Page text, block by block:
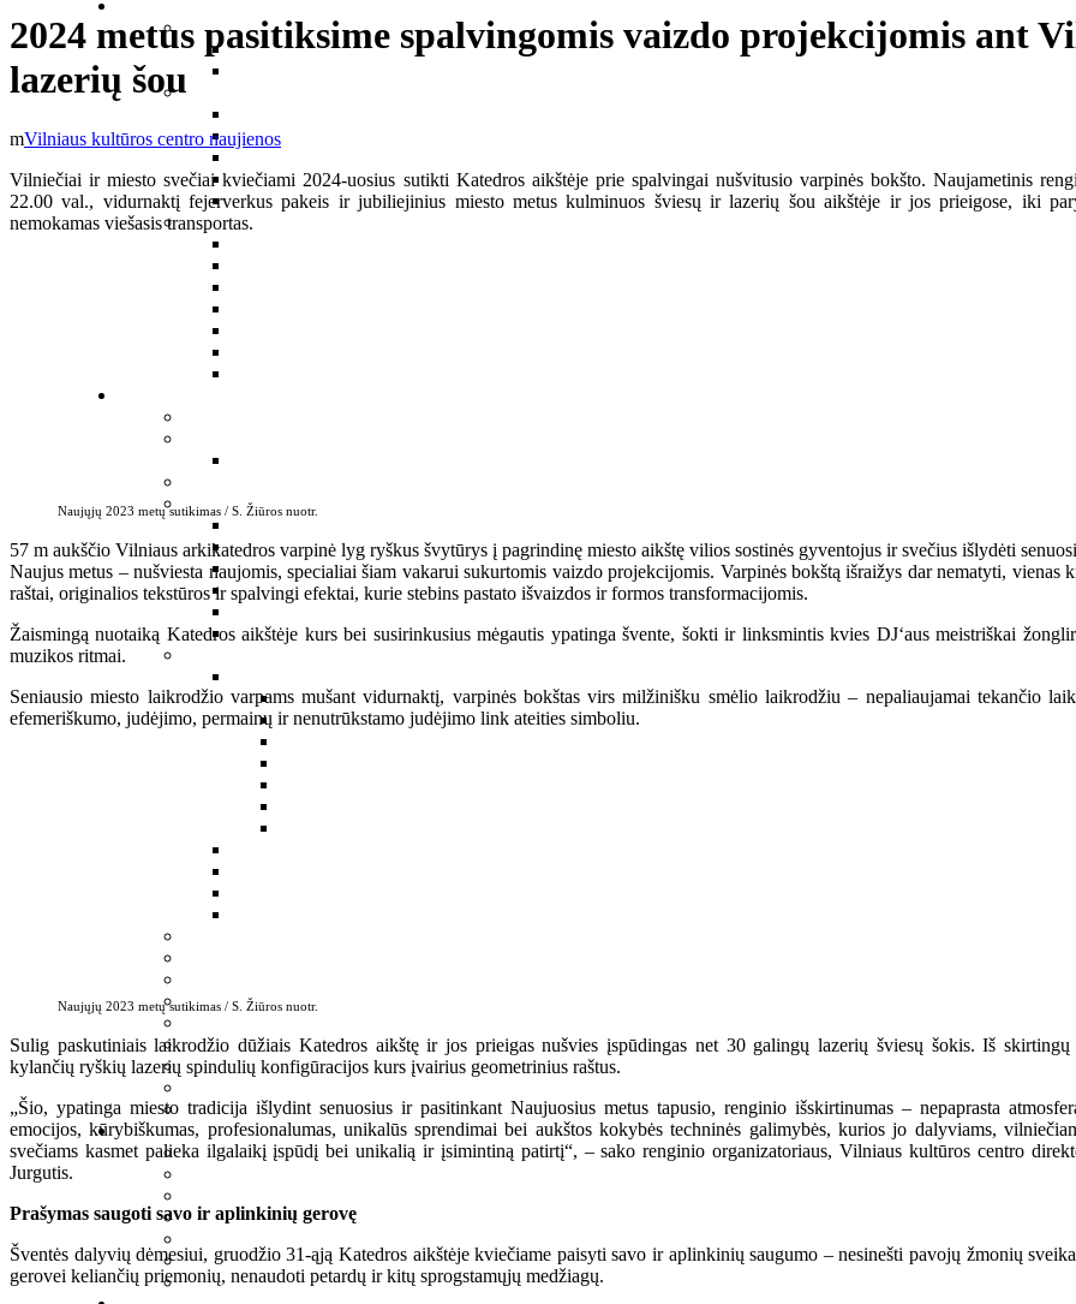
2024 metus pasitiksime spalvingomis vaizdo projekcijomis ant
lazerių šou
Vilniaus kultūros centro naujienos
Vilniečiai ir miesto svečiai kviečiami 2024-uosius sutikti Katedros aikštėje prie spalvingai nušvitusio varpinės bokšto. Naujametinis
22.00 val., vidurnaktį fejerverkus pakeis ir jubiliejinius miesto metus kulminuos šviesų ir lazerių šou aikštėje ir jos prieigose, iki
nemokamas viešasis transportas.
Naujųjų 2023 metų sutikimas / S. Žiūros nuotr.
57 m aukščio Vilniaus arkikatedros varpinė lyg ryškus švytūrys į pagrindinę miesto aikštę vilios sostinės gyventojus ir svečius išlydėti
Naujus metus – nušviesta naujomis, specialiai šiam vakarui sukurtomis vaizdo projekcijomis. Varpinės bokštą išraižys dar nematyti, vienas
raštai, originalios tekstūros ir spalvingi efektai, kurie stebins pastato išvaizdos ir formos transformacijomis.
Žaismingą nuotaiką Katedros aikštėje kurs bei susirinkusius mėgautis ypatinga švente, šokti ir linksmintis kvies DJ‘aus meistriškai
muzikos ritmai.
Seniausio miesto laikrodžio varpams mušant vidurnaktį, varpinės bokštas virs milžinišku smėlio laikrodžiu – nepaliaujamai tekančio
efemeriškumo, judėjimo, permainų ir nenutrūkstamo judėjimo link ateities simboliu.
Naujųjų 2023 metų sutikimas / S. Žiūros nuotr.
Sulig paskutiniais laikrodžio dūžiais Katedros aikštę ir jos prieigas nušvies įspūdingas net 30 galingų lazerių šviesų šokis. Iš skirtingų
kylančių ryškių lazerių spindulių konfigūracijos kurs įvairius geometrinius raštus.
„Šio, ypatinga miesto tradicija išlydint senuosius ir pasitinkant Naujuosius metus tapusio, renginio išskirtinumas – nepaprasta
emocijos, kūrybiškumas, profesionalumas, unikalūs sprendimai bei aukštos kokybės techninės galimybės, kurios jo dalyviams,
svečiams kasmet palieka ilgalaikį įspūdį bei unikalią ir įsimintiną patirtį“, – sako renginio organizatoriaus, Vilniaus kultūros centro
Jurgutis.
Prašymas saugoti savo ir aplinkinių gerovę
Šventės dalyvių dėmesiui, gruodžio 31-ąją Katedros aikštėje kviečiame paisyti savo ir aplinkinių saugumo – nesinešti pavojų žmonių
gerovei keliančių priemonių, nenaudoti petardų ir kitų sprogstamųjų medžiagų.